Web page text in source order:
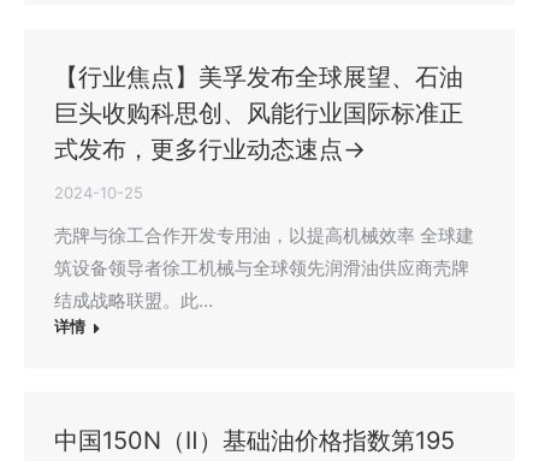
【行业焦点】美孚发布全球展望、石油
巨头收购科思创、风能行业国际标准正
式发布，更多行业动态速点→
2024-10-25
壳牌与徐工合作开发专用油，以提高机械效率 全球建
筑设备领导者徐工机械与全球领先润滑油供应商壳牌
结成战略联盟。此…
详情
中国150N（Ⅱ）基础油价格指数第195